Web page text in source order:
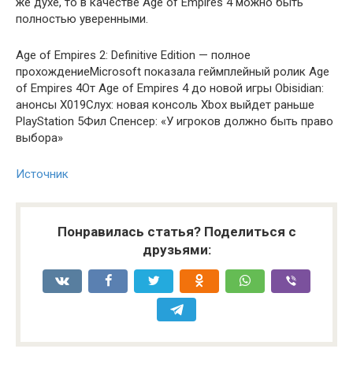
полностью уверенными.
Age of Empires 2: Definitive Edition — полное
прохождениеMicrosoft показала геймплейный ролик Age
of Empires 4От Age of Empires 4 до новой игры Obisidian:
анонсы X019Слух: новая консоль Xbox выйдет раньше
PlayStation 5Фил Спенсер: «У игроков должно быть право
выбора»
Источник
Понравилась статья? Поделиться с
друзьями: